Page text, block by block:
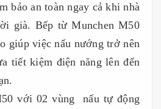
bảo an toàn ngay cả khi nhà
già. Bếp từ Munchen M50
giúp việc nấu nướng trở nên
tiết kiệm điện năng lên đến
với 02 vùng nấu tự động